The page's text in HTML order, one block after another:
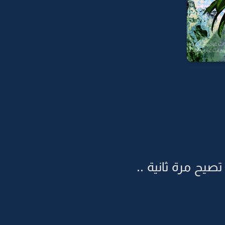
مرة ثانية ..